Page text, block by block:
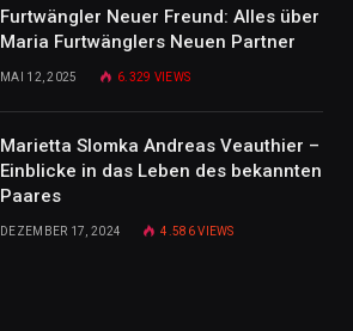
Furtwängler Neuer Freund: Alles über
Maria Furtwänglers Neuen Partner
MAI 12, 2025 6.329 VIEWS
Marietta Slomka Andreas Veauthier –
Einblicke in das Leben des bekannten
Paares
DEZEMBER 17, 2024 4.586VIEWS